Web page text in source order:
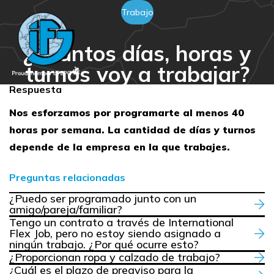
Trabajo
¿Cuántos días, horas y
turnos voy a trabajar?
Respuesta
Nos esforzamos por programarte al menos 40
horas por semana. La cantidad de días y turnos
depende de la empresa en la que trabajes.
Preguntas relacionadas
¿Puedo ser programado junto con un
amigo/pareja/familiar?
Tengo un contrato a través de International
Flex Job, pero no estoy siendo asignado a
ningún trabajo. ¿Por qué ocurre esto?
¿Proporcionan ropa y calzado de trabajo?
¿Cuál es el plazo de preaviso para la